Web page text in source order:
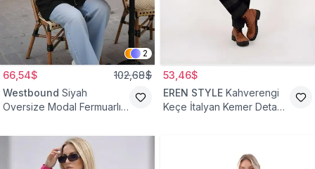
2
66,54$ 102,68$
Westbound Siyah
Oversize Modal Fermuarlı
53,46$
EREN STYLE Kahverengi
Keçe İtalyan Kemer Detaylı